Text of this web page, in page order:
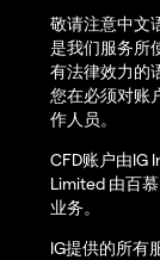
敬请注意中文
是我们服务所
有法律效力的
您在必须对账
作人员。
CFD账户由IG
Limited 由百
业务。
IG提供的所有